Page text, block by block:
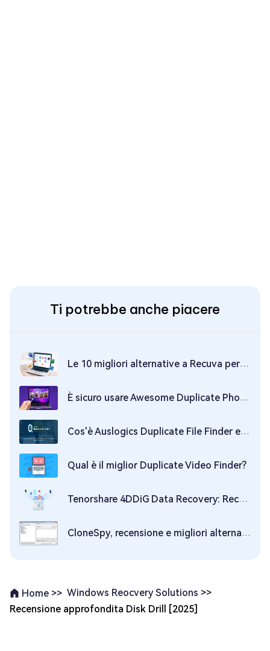
Ti potrebbe anche piacere
Le 10 migliori alternative a Recuva per Mac
È sicuro usare Awesome Duplicate Photo Finder?
Cos'è Auslogics Duplicate File Finder e come utilizzarlo?
Qual è il miglior Duplicate Video Finder?
Tenorshare 4DDiG Data Recovery: Recensione, Crack, Codice coupon
CloneSpy, recensione e migliori alternative
Home >> Windows Reocvery Solutions >>
Recensione approfondita Disk Drill [2025]